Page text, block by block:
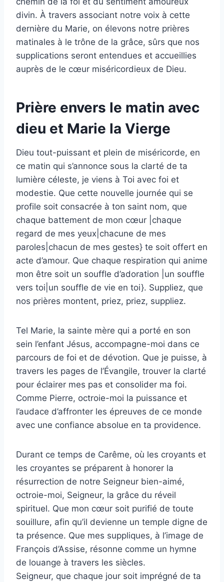
divin. À travers associant notre voix à cette
dernière du Marie, on élevons notre prières
matinales à le trône de la grâce, sûrs que nos
supplications seront entendues et accueillies
auprès de le cœur miséricordieux de Dieu.
Prière envers le matin avec
dieu et Marie la Vierge
Dieu tout-puissant et plein de miséricorde, en
ce matin qui s’annonce sous la clarté de ta
lumière céleste, je viens à Toi avec foi et
modestie. Que cette nouvelle journée qui se
profile soit consacrée à ton saint nom, que
chaque battement de mon cœur |chaque
regard de mes yeux|chacune de mes
paroles|chacun de mes gestes} te soit offert en
acte d’amour. Que chaque respiration qui anime
mon être soit un souffle d’adoration |un souffle
vers toi|un souffle de vie en toi}. Suppliez, que
nos prières montent, priez, priez, suppliez.
Tel Marie, la sainte mère qui a porté en son
sein l’enfant Jésus, accompagne-moi dans ce
parcours de foi et de dévotion. Que je puisse, à
travers les pages de l’Évangile, trouver la clarté
pour éclairer mes pas et consolider ma foi.
Comme Pierre, octroie-moi la puissance et
l’audace d’affronter les épreuves de ce monde
avec une confiance absolue en ta providence.
Durant ce temps de Carême, où les croyants et
les croyantes se préparent à honorer la
résurrection de notre Seigneur bien-aimé,
octroie-moi, Seigneur, la grâce du réveil
spirituel. Que mon cœur soit purifié de toute
souillure, afin qu’il devienne un temple digne de
ta présence. Que mes suppliques, à l’image de
François d’Assise, résonne comme un hymne
de louange à travers les siècles.
Seigneur, que chaque jour soit imprégné de ta